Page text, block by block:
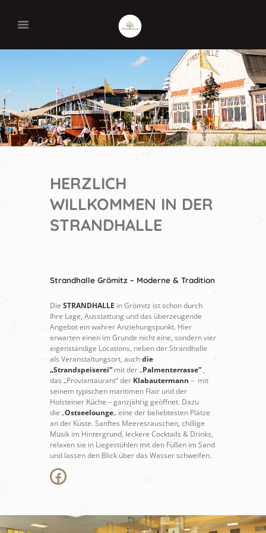
HERZLICH
WILLKOMMEN IN DER
STRANDHALLE
Strandhalle Grömitz – Moderne & Tradition
Die STRANDHALLE in Grömitz ist schon durch
Ihre Lage, Ausstattung und das überzeugende
Angebot ein wahrer Anziehungspunkt. Hier
erwarten einen im Grunde nicht eine, sondern vier
eigenständige Locations, neben der Strandhalle
als Veranstaltungsort, auchdie
„Strandspeiserei“ mit der „Palmenterrasse“ ,
das „Proviantaurant“ der Klabautermann – mit
seinem typischen maritimen Flair und der
Holsteiner Küche – ganzjährig geöffnet. Dazu
die „Ostseelounge„ eine der beliebtesten Plätze
an der Küste. Sanftes Meeresrauschen, chillige
Musik im Hintergrund, leckere Cocktails & Drinks,
relaxen sie in Liegestühlen mit den Füßen im Sand
und lassen den Blick über das Wasser schweifen.